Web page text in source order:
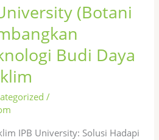
(Botani
Budi Daya
/
IPB University: Solusi Hadapi